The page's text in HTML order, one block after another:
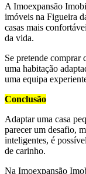
A Imoexpansão
imóveis na Figueira
casas mais
da vida.
Se pretende comprar
uma habitação
uma equipa
Conclusão
Adaptar uma casa
parecer um desafio,
inteligentes, é
de carinho.
Na Imoexpansão